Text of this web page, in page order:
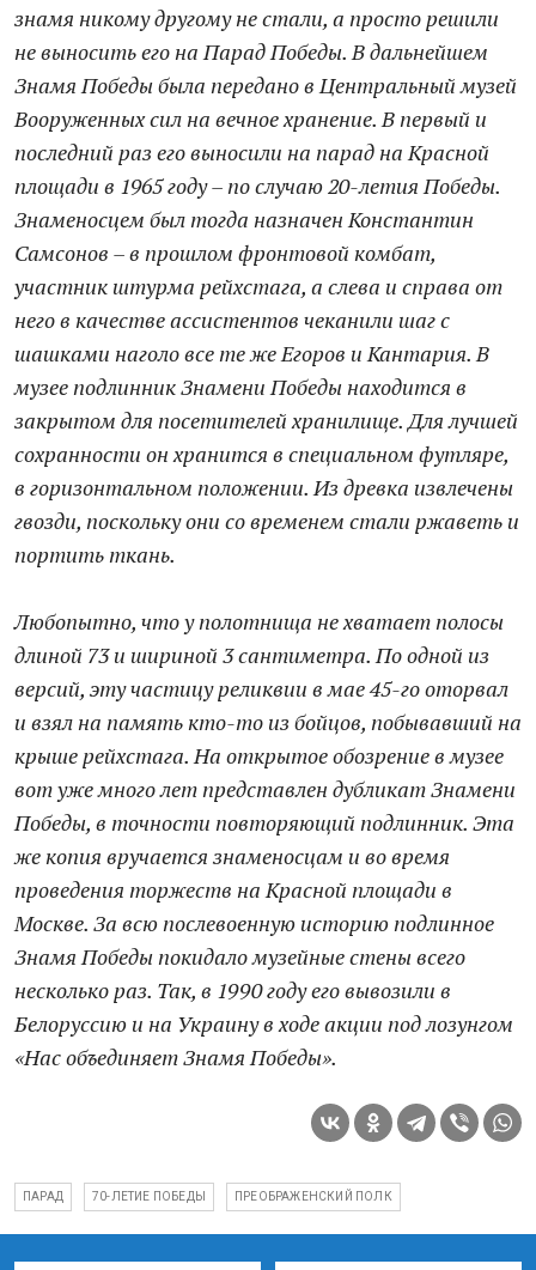
знамя никому другому не стали, а просто решили
не выносить его на Парад Победы. В дальнейшем
Знамя Победы была передано в Центральный музей
Вооруженных сил на вечное хранение. В первый и
последний раз его выносили на парад на Красной
площади в 1965 году – по случаю 20-летия Победы.
Знаменосцем был тогда назначен Константин
Самсонов – в прошлом фронтовой комбат,
участник штурма рейхстага, а слева и справа от
него в качестве ассистентов чеканили шаг с
шашками наголо все те же Егоров и Кантария. В
музее подлинник Знамени Победы находится в
закрытом для посетителей хранилище. Для лучшей
сохранности он хранится в специальном футляре,
в горизонтальном положении. Из древка извлечены
гвозди, поскольку они со временем стали ржаветь и
портить ткань.
Любопытно, что у полотнища не хватает полосы
длиной 73 и шириной 3 сантиметра. По одной из
версий, эту частицу реликвии в мае 45-го оторвал
и взял на память кто-то из бойцов, побывавший на
крыше рейхстага. На открытое обозрение в музее
вот уже много лет представлен дубликат Знамени
Победы, в точности повторяющий подлинник. Эта
же копия вручается знаменосцам и во время
проведения торжеств на Красной площади в
Москве. За всю послевоенную историю подлинное
Знамя Победы покидало музейные стены всего
несколько раз. Так, в 1990 году его вывозили в
Белоруссию и на Украину в ходе акции под лозунгом
«Нас объединяет Знамя Победы».
ПАРАД 70-ЛЕТИЕ ПОБЕДЫ ПРЕОБРАЖЕНСКИЙ ПОЛК